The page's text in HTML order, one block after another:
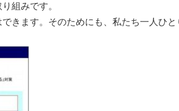
組みです。
きます。そのためにも、私たち一人ひと